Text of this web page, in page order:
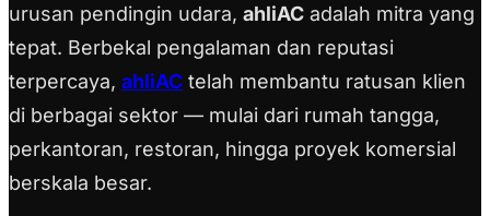
urusan pendingin udara, ahliAC adalah mitra yang
tepat. Berbekal pengalaman dan reputasi
terpercaya, ahliAC telah membantu ratusan klien
di berbagai sektor — mulai dari rumah tangga,
perkantoran, restoran, hingga proyek komersial
berskala besar.